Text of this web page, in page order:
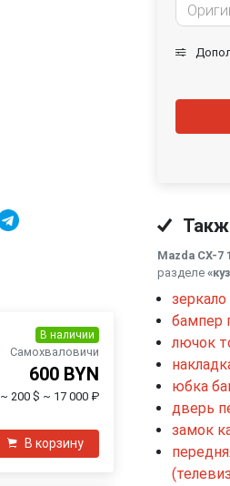
В наличии
Самохваловичи
600 BYN
~ 200 $ ~ 17 000 ₽
В корзину
Mazda CX-7
разделе
бампер
лючок
юбка
дверь
замок